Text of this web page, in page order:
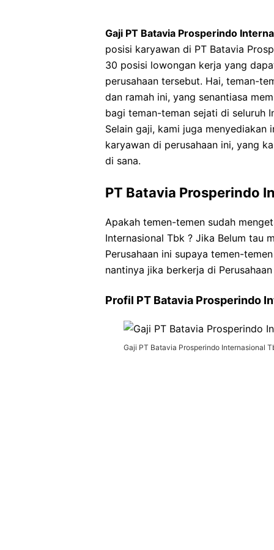
Gaji PT Batavia Prosperindo
posisi karyawan di PT Batavia
30 posisi lowongan kerja yang
perusahaan tersebut. Hai, teman-
dan ramah ini, yang senantiasa
bagi teman-teman sejati di seluruh
Selain gaji, kami juga
karyawan di perusahaan ini, yang
di sana.
PT Batavia Prosperindo
Apakah temen-temen sudah
Internasional Tbk ? Jika Belum tau
Perusahaan ini supaya temen-
nantinya jika berkerja di
Profil PT Batavia Prosperindo
Gaji PT Batavia Prosperindo Internasional